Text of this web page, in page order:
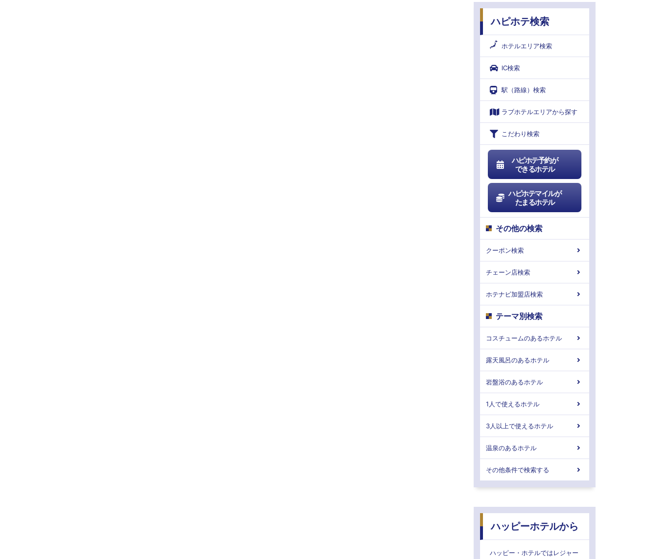
ハピホテ検索
ホテルエリア検索
IC検索
駅（路線）検索
ラブホテルエリアから探す
こだわり検索
ハピホテ予約が
できるホテル
ハピホテマイルが
たまるホテル
その他の検索
クーポン検索
チェーン店検索
ホテナビ加盟店検索
テーマ別検索
コスチュームのあるホテル
露天風呂のあるホテル
岩盤浴のあるホテル
1人で使えるホテル
3人以上で使えるホテル
温泉のあるホテル
その他条件で検索する
ハッピーホテルから
ハッピー・ホテルではレジャー